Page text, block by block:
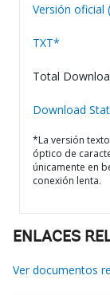
Versión oficial
TXT*
Total
Download
*La versión
óptico de
únicamente en
conexión lenta.
ENLACES
Ver documentos